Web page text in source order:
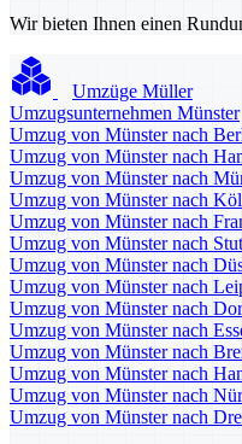
Wir bieten Ihnen einen
Umzüge Müller
Umzugsunternehmen Münster
Umzug von Münster nach
Umzug von Münster nach
Umzug von Münster nach
Umzug von Münster nach
Umzug von Münster nach
Umzug von Münster nach
Umzug von Münster nach
Umzug von Münster nach
Umzug von Münster nach
Umzug von Münster nach
Umzug von Münster nach
Umzug von Münster nach
Umzug von Münster nach
Umzug von Münster nach